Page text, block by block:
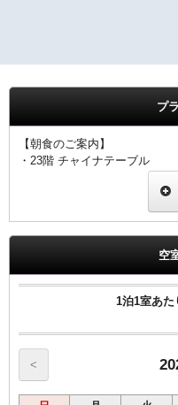
プ
【朝食のご案内】
・23階 チャイナテーブル
「定食スタイ
☆Wi-Fi 及び有線LAN環境完備
☆有料VOD（ビデオ・オン・
☆館内にコンビニあり
☆シングル11㎡のお部屋のベ
☆セミダブルとはシングル15
■宿泊税のご案内■
空
1泊1室あた
<